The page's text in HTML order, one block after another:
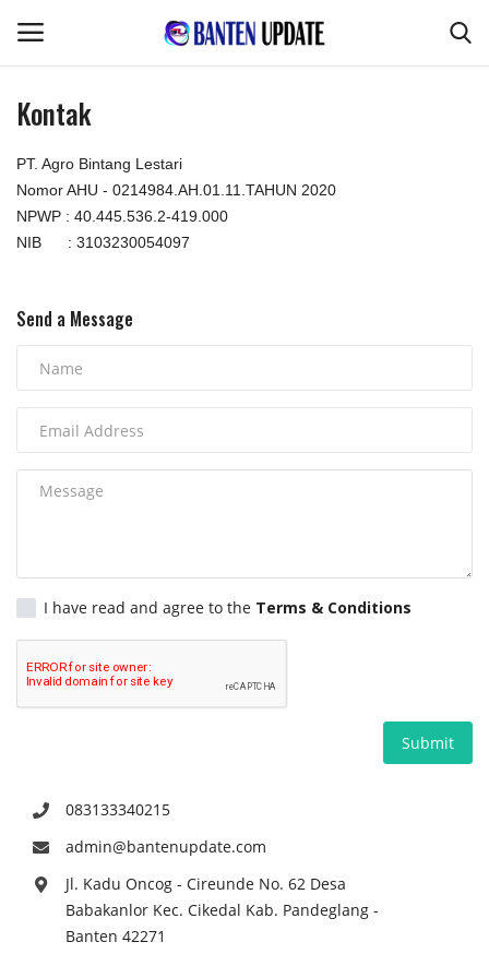
Login
Home
Pertanian & Kehutanan
Kode Etik Jurnalistik
Desa & Kelurahan
Kesehatan
Pemerintahan
Kontak
Redaksi
Olahraga
Kontak
PT. Agro Bintang Lestari
Nomor AHU - 0214984.AH.01.11.TAHUN 2020
NPWP : 40.445.536.2-419.000
NIB : 3103230054097
Send a Message
I have read and agree to the Terms & Conditions
Submit
083133340215
admin@bantenupdate.com
Jl. Kadu Oncog - Cireunde No. 62 Desa
Babakanlor Kec. Cikedal Kab. Pandeglang -
Banten 42271